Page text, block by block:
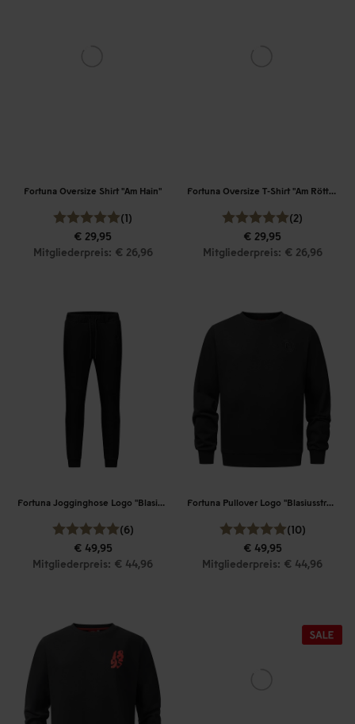
Fortuna Oversize Shirt "Am Hain"
(1)
€ 29,95
Mitgliederpreis: € 26,96
Fortuna Oversize T-Shirt "Am Röttchen"
(2)
€ 29,95
Mitgliederpreis: € 26,96
Fortuna Jogginghose Logo "Blasiusstraße"
(6)
€ 49,95
Mitgliederpreis: € 44,96
Fortuna Pullover Logo "Blasiusstraße"
(10)
€ 49,95
Mitgliederpreis: € 44,96